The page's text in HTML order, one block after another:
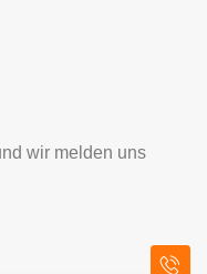
wir melden uns